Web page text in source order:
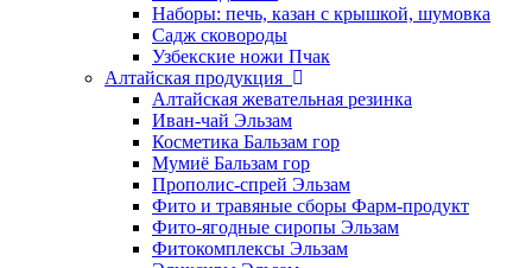
Наборы: печь, казан с крышкой, шумовка
Садж сковороды
Узбекские ножи Пчак
Алтайская продукция
Алтайская жевательная резинка
Иван-чай Эльзам
Косметика Бальзам гор
Мумиё Бальзам гор
Прополис-спрей Эльзам
Фито и травяные сборы Фарм-продукт
Фито-ягодные сиропы Эльзам
Фитокомплексы Эльзам